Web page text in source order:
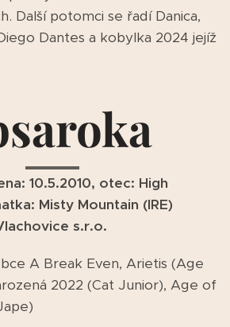
Další potomci se řadí Danica,
Dantes a kobylka 2024 jejíž
10.5.2010, otec: High
Misty Mountain (IRE)
s.r.o.
A Break Even, Arietis (Age
2022 (Cat Junior), Age of